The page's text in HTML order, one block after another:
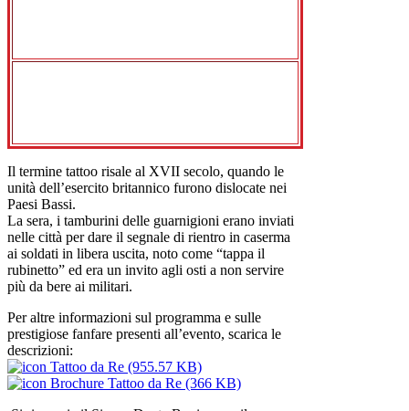
Il termine tattoo risale al XVII secolo, quando le
unità dell’esercito britannico furono dislocate nei
Paesi Bassi.
La sera, i tamburini delle guarnigioni erano inviati
nelle città per dare il segnale di rientro in caserma
ai soldati in libera uscita, noto come “tappa il
rubinetto” ed era un invito agli osti a non servire
più da bere ai militari.
Per altre informazioni sul programma e sulle
prestigiose fanfare presenti all’evento, scarica le
descrizioni:
Tattoo da Re (955.57 KB)
Brochure Tattoo da Re (366 KB)